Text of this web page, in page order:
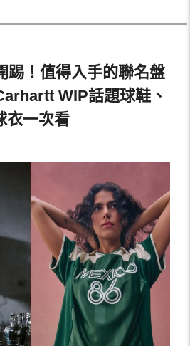
踢！值得入手的聯名盤
WIP話題球鞋、
衣一次看